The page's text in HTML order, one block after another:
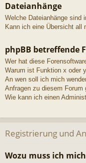
Dateianhänge
Welche Dateianhänge sind
Kann ich eine Übersicht all
phpBB betreffende
Wer hat diese
Warum ist Funktion x oder
An wen soll ich mich
Anfragen zu diesem Forum
Wie kann ich einen
Registrierung und
Wozu muss ich